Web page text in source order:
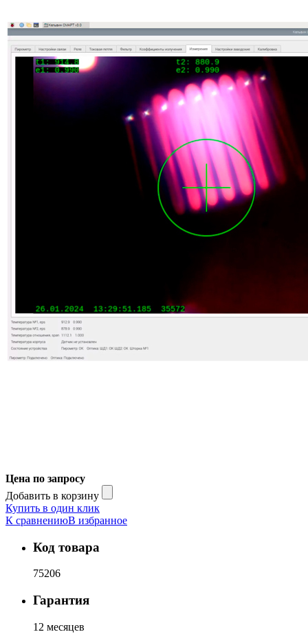
Цена по запросу
Добавить в корзину
Купить в один клик
К сравнениюВ избранное
Код товара
75206
Гарантия
12 месяцев